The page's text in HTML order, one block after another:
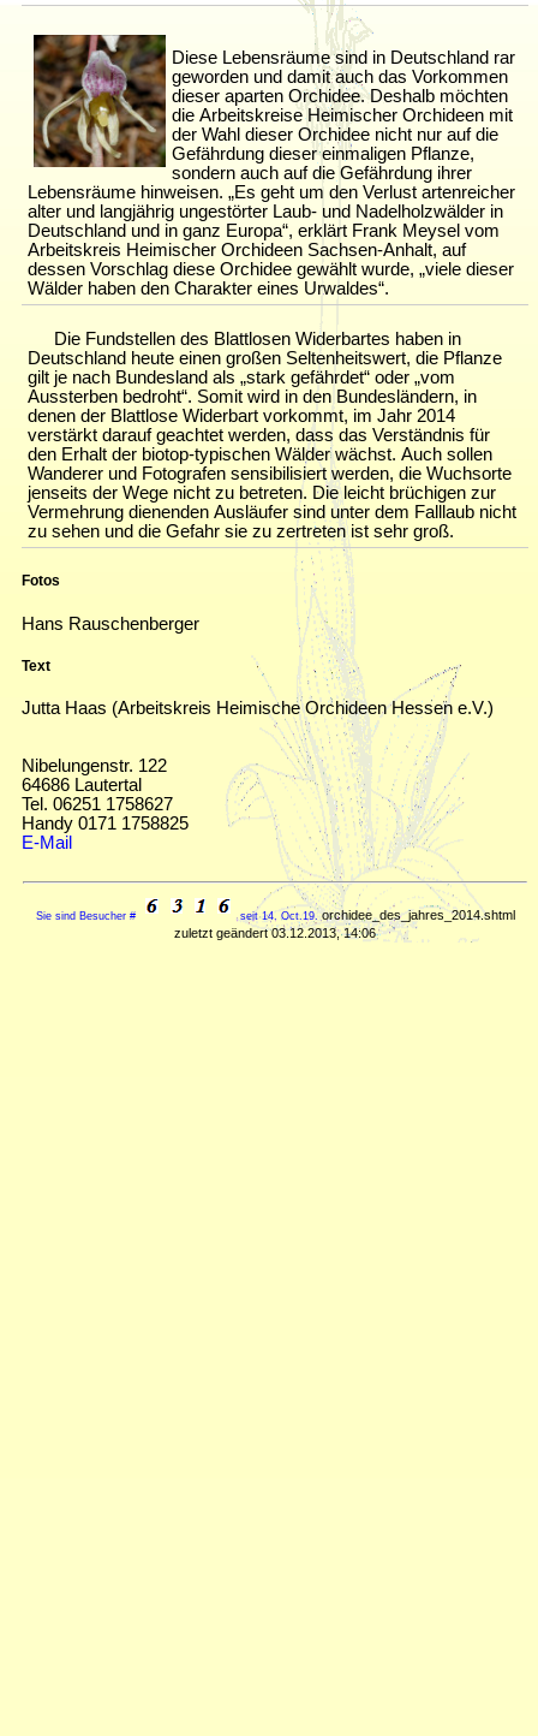
Diese Lebensräume sind in Deutschland rar
geworden und damit auch das Vorkommen
dieser aparten Orchidee. Deshalb möchten
die Arbeitskreise Heimischer Orchideen mit
der Wahl dieser Orchidee nicht nur auf die
Gefährdung dieser einmaligen Pflanze,
sondern auch auf die Gefährdung ihrer
Lebensräume hinweisen. „Es geht um den Verlust artenreicher
alter und langjährig ungestörter Laub- und Nadelholzwälder in
Deutschland und in ganz Europa“, erklärt Frank Meysel vom
Arbeitskreis Heimischer Orchideen Sachsen-Anhalt, auf
dessen Vorschlag diese Orchidee gewählt wurde, „viele dieser
Wälder haben den Charakter eines Urwaldes“.
Die Fundstellen des Blattlosen Widerbartes haben in
Deutschland heute einen großen Seltenheitswert, die Pflanze
gilt je nach Bundesland als „stark gefährdet“ oder „vom
Aussterben bedroht“. Somit wird in den Bundesländern, in
denen der Blattlose Widerbart vorkommt, im Jahr 2014
verstärkt darauf geachtet werden, dass das Verständnis für
den Erhalt der biotop-typischen Wälder wächst. Auch sollen
Wanderer und Fotografen sensibilisiert werden, die Wuchsorte
jenseits der Wege nicht zu betreten. Die leicht brüchigen zur
Vermehrung dienenden Ausläufer sind unter dem Falllaub nicht
zu sehen und die Gefahr sie zu zertreten ist sehr groß.
Fotos
Hans Rauschenberger
Text
Jutta Haas (Arbeitskreis Heimische Orchideen Hessen e.V.)
Nibelungenstr. 122
64686 Lautertal
Tel. 06251 1758627
Handy 0171 1758825
E-Mail
Sie sind Besucher # seit 14. Oct.19. orchidee_des_jahres_2014.shtml
zuletzt geändert 03.12.2013, 14:06